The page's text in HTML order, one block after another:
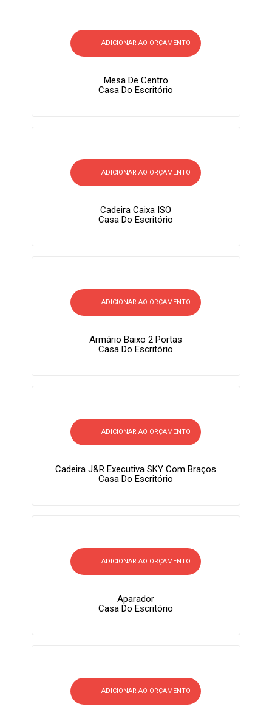
ADICIONAR AO ORÇAMENTO
Mesa De Centro
Casa Do Escritório
ADICIONAR AO ORÇAMENTO
Cadeira Caixa ISO
Casa Do Escritório
ADICIONAR AO ORÇAMENTO
Armário Baixo 2 Portas
Casa Do Escritório
ADICIONAR AO ORÇAMENTO
Cadeira J&R Executiva SKY Com Braços
Casa Do Escritório
ADICIONAR AO ORÇAMENTO
Aparador
Casa Do Escritório
ADICIONAR AO ORÇAMENTO